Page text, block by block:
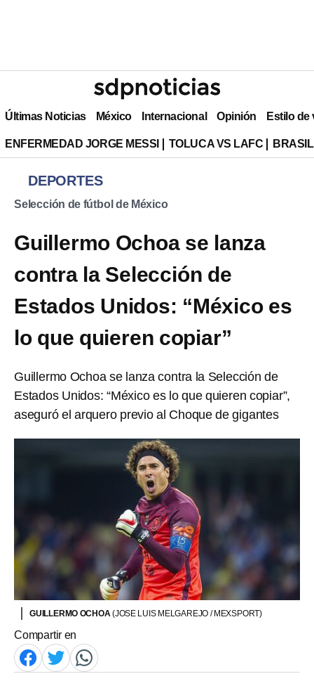
Últimas Noticias México Internacional Opinión Estilo de
ENFERMEDAD JORGE MESSI TOLUCA VS LAFC
DEPORTES
Selección de fútbol de México
Guillermo Ochoa se lanza
contra la Selección de
Estados Unidos: “México es
lo que quieren copiar”
Guillermo Ochoa se lanza contra la Selección de
Estados Unidos: “México es lo que quieren copiar”,
aseguró el arquero previo al Choque de gigantes
GUILLERMO OCHOA(JOSE LUIS MELGAREJO / MEXSPORT)
Compartir en